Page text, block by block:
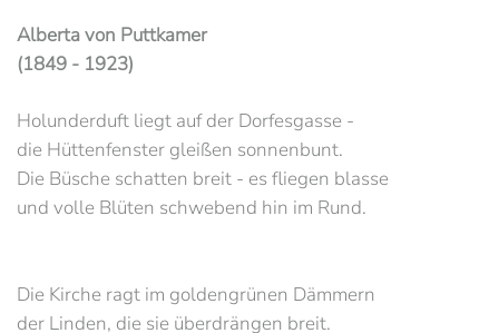
Alberta von Puttkamer
(1849 - 1923)
Holunderduft liegt auf der Dorfesgasse -
die Hüttenfenster gleißen sonnenbunt.
Die Büsche schatten breit - es fliegen blasse
und volle Blüten schwebend hin im Rund.
Die Kirche ragt im goldengrünen Dämmern
der Linden, die sie überdrängen breit.